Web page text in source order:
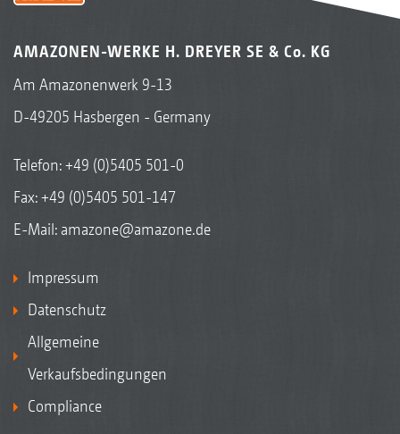
AMAZONEN-WERKE H. DREYER SE & Co. KG
Am Amazonenwerk 9-13
D-49205 Hasbergen - Germany
Telefon:+49 (0)5405 501-0
Fax: +49 (0)5405 501-147
E-Mail: amazone@amazone.de
Impressum
Datenschutz
Allgemeine
Verkaufsbedingungen
Compliance